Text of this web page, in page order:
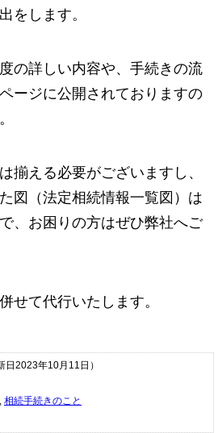
をします。
の詳しい内容や、手続きの流
ージに公開されておりますの
揃える必要がございますし、
図（法定相続情報一覧図）は
、 お困りの方はぜひ弊社へご
せて代行いたします。
日2023年10月11日）
, 相続手続きのこと